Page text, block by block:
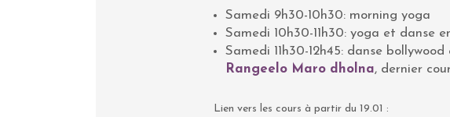
Samedi 9h30-10h30: morning yoga
Samedi 10h30-11h30: yoga et danse
Samedi 11h30-12h45: danse
Rangeelo Maro dholna, dernier
Lien vers les cours à partir du 19.01 :